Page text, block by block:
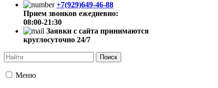
+7(929)649-46-88
Прием звонков ежедневно:
08:00-21:30
Заявки с сайта принимаются
круглосуточно 24/7
Меню